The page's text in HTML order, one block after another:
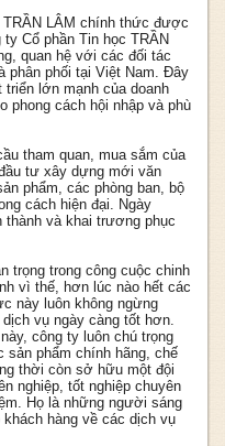
TRẦN LÂM chính thức được
Cổ phần Tin học TRẦN
quan hệ với các đối tác
phân phối tại Việt Nam. Đây
lớn mạnh của doanh
phong cách hội nhập và phù
tham quan, mua sắm của
tư xây dựng mới văn
phẩm, các phòng ban, bộ
cách hiện đại. Ngày
và khai trương phục
trọng trong công cuộc chinh
vì thế, hơn lúc nào hết các
này luôn không ngừng
vụ ngày càng tốt hơn.
công ty luôn chú trọng
phẩm chính hãng, chế
thời còn sở hữu một đội
nghiệp, tốt nghiệp chuyên
Họ là những người sáng
hàng về các dịch vụ